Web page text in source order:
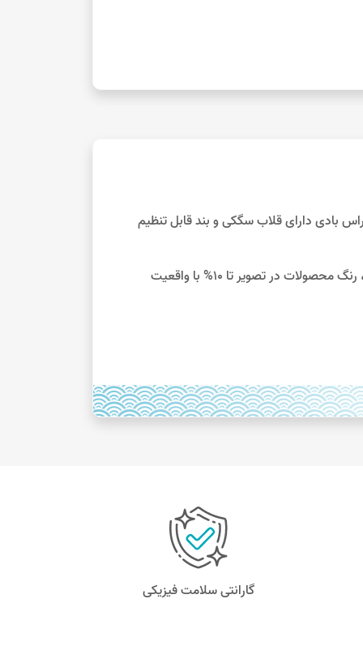
بادی دارای قلاب سگکی و بند قابل تنظیم
با توجه به تفاوت نمایش رنگ‌ها در صفحه نمایش دستگاه‌های مختلف، رنگ محصولات در تصویر تا 10% با واقعیت
گارانتی سلامت فیزیکی